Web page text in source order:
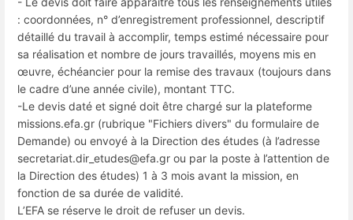
: coordonnées, n° d’enregistrement professionnel, descriptif
détaillé du travail à accomplir, temps estimé nécessaire pour
sa réalisation et nombre de jours travaillés, moyens mis en
œuvre, échéancier pour la remise des travaux (toujours dans
le cadre d’une année civile), montant TTC.
-Le devis daté et signé doit être chargé sur la plateforme
missions.efa.gr (rubrique "Fichiers divers" du formulaire de
Demande) ou envoyé à la Direction des études (à l’adresse
secretariat.dir_etudes@efa.gr ou par la poste à l’attention de
la Direction des études) 1 à 3 mois avant la mission, en
fonction de sa durée de validité.
L’EFA se réserve le droit de refuser un devis.